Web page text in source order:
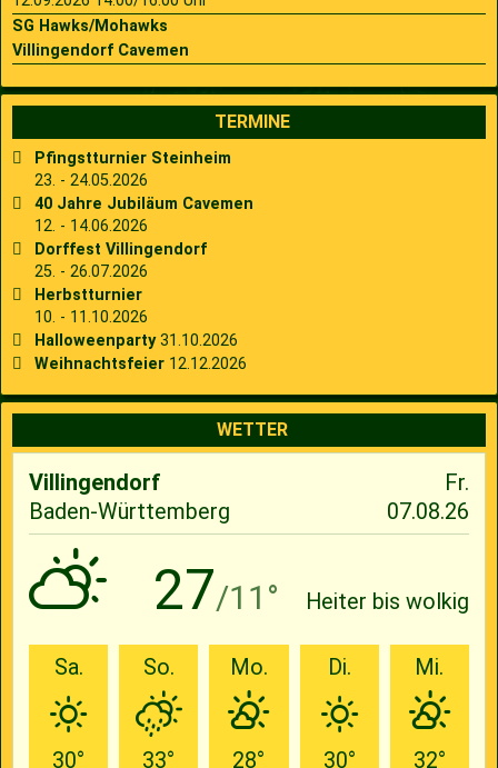
SG Hawks/Mohawks
Villingendorf Cavemen
TERMINE
Pfingstturnier Steinheim
23. - 24.05.2026
40 Jahre Jubiläum Cavemen
12. - 14.06.2026
Dorffest Villingendorf
25. - 26.07.2026
Herbstturnier
10. - 11.10.2026
Halloweenparty31.10.2026
Weihnachtsfeier 12.12.2026
WETTER